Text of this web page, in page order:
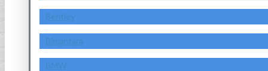
Bentley
Bimantara
BMW